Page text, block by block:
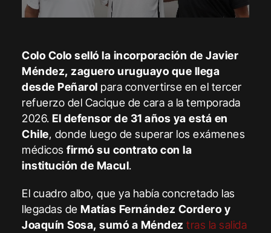
Colo Colo selló la incorporación de Javier
Méndez, zaguero uruguayo que llega
desde Peñarol para convertirse en el tercer
refuerzo del Cacique de cara a la temporada
2026.El defensor de 31 años ya está en
Chile, donde luego de superar los exámenes
médicosfirmó su contrato con la
institución de Macul.
El cuadro albo, que ya había concretado las
llegadas deMatías Fernández Cordero y
Joaquín Sosa, sumó a Méndez tras la salida